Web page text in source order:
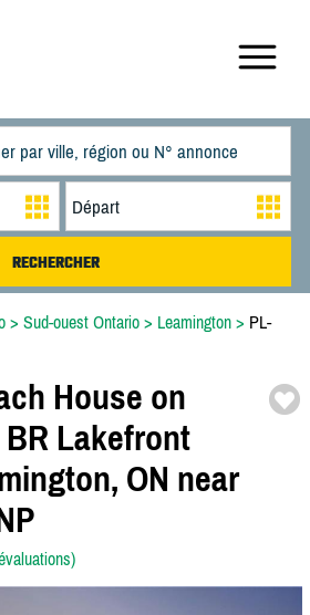
> Sud-ouest Ontario > Leamington > PL-
House on
BR Lakefront
ON near